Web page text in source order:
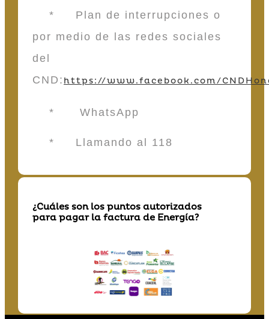
* Plan de interrupciones o
por medio de las redes sociales
del
CND: https://www.facebook.com/
* WhatsApp
* Llamando al 118
¿Cuáles son los puntos autorizados
para pagar la factura de Energía?